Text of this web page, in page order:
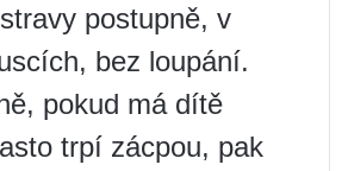
postupně, v
bez loupání.
pokud má dítě
trpí zácpou, pak